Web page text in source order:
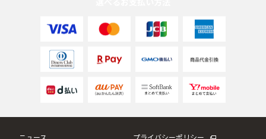
ニュース プライバシーポリシー